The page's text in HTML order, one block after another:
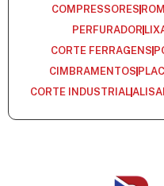
COMPRESSORES
PERFURADOR
CORTE FERRAGENS
CIMBRAMENTOS
CORTE INDUSTRIAL